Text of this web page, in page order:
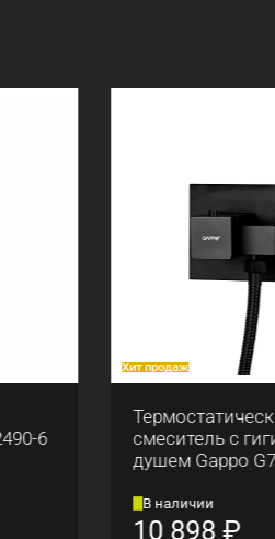
Хит продаж
Термостатический
смеситель с
душем Gappo G7207-60
В наличии
10 898₽